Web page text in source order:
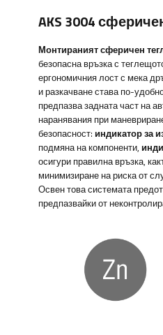
AKS 3004
Монтираният сферичен
безопасна връзка с
ергономичния лост с мека
и разкачване става по-
предпазва задната част на
наранявания при
безопасност: индикатор за
подмяна на компоненти,
осигури правилна връзка,
минимизиране на риска от
Освен това системата
предпазвайки от